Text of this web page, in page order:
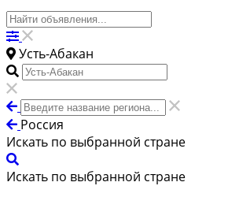
Усть-Абакан
Россия
Искать по выбранной стране
Искать по выбранной стране